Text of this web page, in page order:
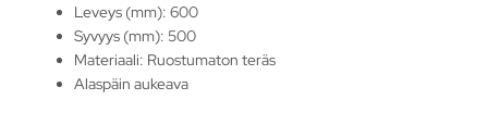
Leveys (mm): 600
Syvyys (mm): 500
Materiaali: Ruostumaton teräs
Alaspäin aukeava